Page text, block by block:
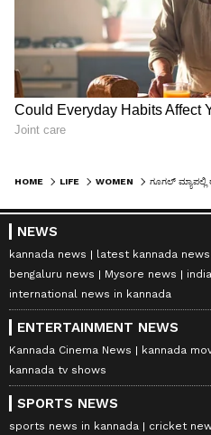
HOME LIFE WOMEN
NEWS
kannada news latest kannada news
bengaluru news
Mysore news
international news in kannada
ENTERTAINMENT NEWS
Kannada Cinema News kannada
kannada tv shows
SPORTS NEWS
sports news in kannada
cricket